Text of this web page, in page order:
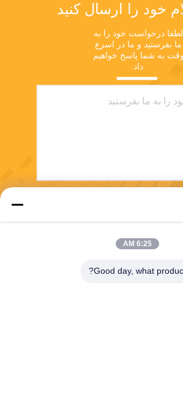
خود را ارسال کنید
ما بفرستید و ما در اسرع
داد.
6:25 AM
Good day, what